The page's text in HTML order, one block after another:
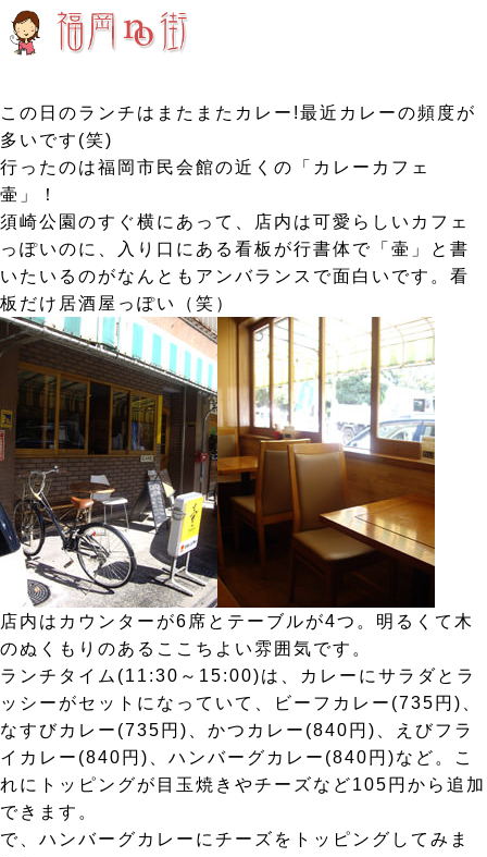
この日のランチはまたまたカレー!最近カレーの頻度が
多いです(笑)
行ったのは福岡市民会館の近くの「カレーカフェ
壷」！
須崎公園のすぐ横にあって、店内は可愛らしいカフェ
っぽいのに、入り口にある看板が行書体で「壷」と書
いたいるのがなんともアンバランスで面白いです。看
板だけ居酒屋っぽい（笑）
店内はカウンターが6席とテーブルが4つ。明るくて木
のぬくもりのあるここちよい雰囲気です。
ランチタイム(11:30～15:00)は、カレーにサラダとラ
ッシーがセットになっていて、ビーフカレー(735円)、
なすびカレー(735円)、かつカレー(840円)、えびフラ
イカレー(840円)、ハンバーグカレー(840円)など。こ
れにトッピングが目玉焼きやチーズなど105円から追加
できます。
で、ハンバーグカレーにチーズをトッピングしてみま